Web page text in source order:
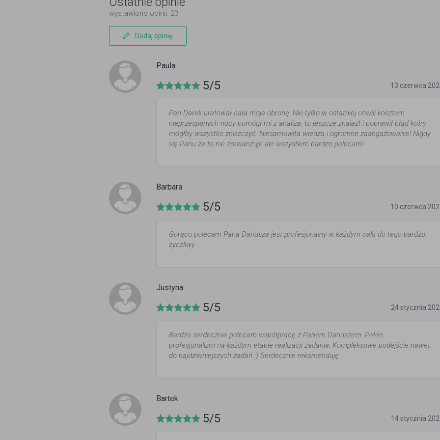
wystawiono opinii: 23
Dodaj opinię
Paula
5/5 13 czerwca
Pan Darek uratował cała moja obronę. Nie tylko w ostatniej chwili kosztem
nieprzespanych nocy pomógł mi z analiza, to jeszcze znalazł i poprawił błąd który
mógłby wszystko zniszczyć. Niesamowita wiedza i ogromne zaangażowanie! Nigdy
się Panu za to nie zrewanżuje ale wszystkim bardzo polecam!
Barbara
5/5 10 czerwca
Gorąco polecam Pana Dariusza jest profesjonalny w każdym calu do tego bardzo
życzliwy
Justyna
5/5 24 stycznia
Bardzo serdecznie polecam współpracę z Panem Dariuszem. Pełen
profesjonalizm na każdym etapie realizacji zadania. Kompleksowe podejście nawet
do najdziwniejszych zadań :) Serdecznie rekomenduję.
Bartek
5/5 14 stycznia